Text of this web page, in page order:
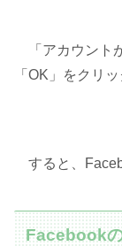
「アカウント
「OK」をクリッ
すると、
Facebook